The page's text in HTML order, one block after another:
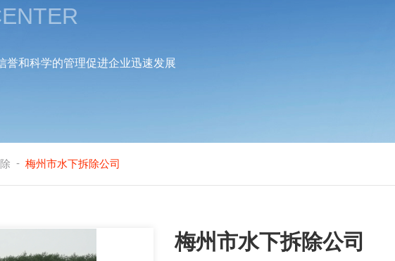
誉和科学的管理促进企业迅速发展
- 梅州市水下拆除公司
梅州市水下拆除公司